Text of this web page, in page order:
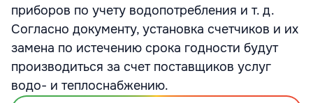
приборов по учету водопотребления и т. д.
Согласно документу, установка счетчиков и их
замена по истечению срока годности будут
производиться за счет поставщиков услуг
водо- и теплоснабжению.